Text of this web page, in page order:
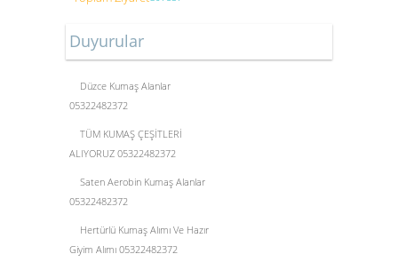
Duyurular
Düzce Kumaş Alanlar
05322482372
TÜM KUMAŞ ÇEŞİTLERİ
ALIYORUZ 05322482372
Saten Aerobin Kumaş Alanlar
05322482372
Hertürlü Kumaş Alımı Ve Hazır
Giyim Alımı 05322482372